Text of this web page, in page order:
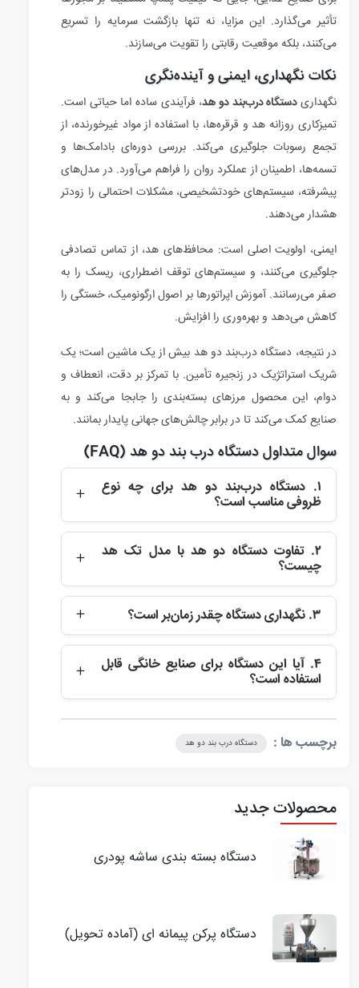
تأثیر می‌گذارد. این مزایا، نه تنها بازگشت سرمایه را تسریع
می‌کنند، بلکه موقعیت رقابتی را تقویت می‌سازند.
نکات نگهداری، ایمنی و آینده‌نگری
نگهداریدستگاه درب‌بند دو هد، فرآیندی ساده اما حیاتی است.
تمیزکاری روزانه هد و قرقره‌ها، با استفاده از مواد غیرخورنده، از
تجمع رسوبات جلوگیری می‌کند. بررسی دوره‌ای بادامک‌ها و
تسمه‌ها، اطمینان از عملکرد روان را فراهم می‌آورد. در مدل‌های
پیشرفته، سیستم‌های خودتشخیصی، مشکلات احتمالی را زودتر
هشدار می‌دهند.
ایمنی، اولویت اصلی است: محافظ‌های هد، از تماس تصادفی
جلوگیری می‌کنند، و سیستم‌های توقف اضطراری، ریسک را به
صفر می‌رسانند. آموزش اپراتورها بر اصول ارگونومیک، خستگی را
کاهش می‌دهد و بهره‌وری را افزایش.
در نتیجه، دستگاه درب‌بند دو هد بیش از یک ماشین است؛ یک
شریک استراتژیک در زنجیره تأمین. با تمرکز بر دقت، انعطاف و
دوام، این محصول مرزهای بسته‌بندی را جابجا می‌کند و به
صنایع کمک می‌کند تا در برابر چالش‌های جهانی پایدار بمانند.
سوال متداول دستگاه درب بند دو هد (FAQ)
۱. دستگاه درب‌بند دو هد برای چه نوع
ظروفی مناسب است؟
این دستگاه عمدتاً برای قوطی‌های فلزی، بطری‌های
پلاستیکی و شیشه‌ای با درب‌های رزوه‌دار یا فلزی طراحی
شده است. دو هد اجازه می‌دهد تا همزمان انواع مختلف
ظروف مانند کنسروهای غذایی یا بطری‌های نوشیدنی را
پلمپ کند، بدون نیاز به تنظیمات پیچیده.
۲. تفاوت دستگاه دو هد با مدل تک هد
چیست؟
مدل دو هد، استقلال بیشتری در پردازش همزمان دو
ظرف فراهم می‌کند، که سرعت را افزایش می‌دهد و برای
خطوط تولید متوسط ایده‌آل است. در مقابل، تک هد
برای حجم‌های پایین‌تر مناسب‌تر است، اما دو هد
انعطاف‌پذیری بالاتری در تنوع محصولات ارائه می‌دهد.
۳. نگهداری دستگاه چقدر زمان‌بر است؟
نگهداری روزانه شامل تمیزکاری هد و قرقره‌ها است که
کمتر از ۱۵ دقیقه طول می‌کشد. بررسی‌های ماهانه برای
۴. آیا این دستگاه برای صنایع خانگی قابل
استفاده است؟
کسب‌وکارهای خانگی با حجم متوسط کارآمد هستند، در
برچسب ها : دستگاه درب بند دو هد
محصولات جدید
دستگاه بسته بندی ساشه پودری
دستگاه پرکن پیمانه ای (آماده تحویل)